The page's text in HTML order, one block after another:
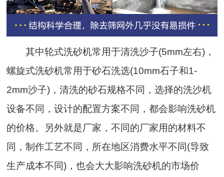
其中轮式洗砂机常用于清洗沙子(5mm左右)，
螺旋式洗砂机常用于砂石洗选(10mm石子和1-
2mm沙子)，清洗的砂石规格不同，选择的洗沙机
设备不同，设计的配置方案不同，都会影响洗砂机
的价格。另外就是厂家，不同的厂家用的材料不
同，制作工艺不同，所在地区消费水平不同(导致
生产成本不同)，也会大大影响洗砂机的市场价